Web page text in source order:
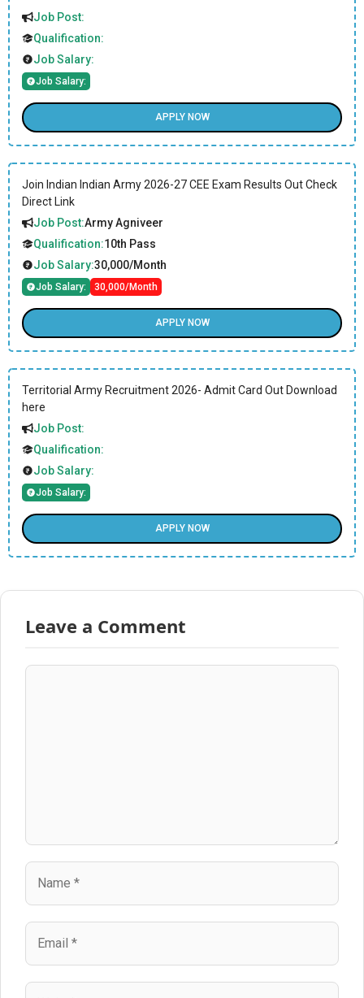
Job Post:
Qualification:
Job Salary:
Job Salary:
APPLY NOW
Join Indian Indian Army 2026-27 CEE Exam Results Out Check
Direct Link
Job Post:Army Agniveer
Qualification:10th Pass
Job Salary:30,000/Month
Job Salary: 30,000/Month
APPLY NOW
Territorial Army Recruitment 2026- Admit Card Out Download
here
Job Post:
Qualification:
Job Salary:
Job Salary:
APPLY NOW
Leave a Comment
Comment
Name
Email
Website